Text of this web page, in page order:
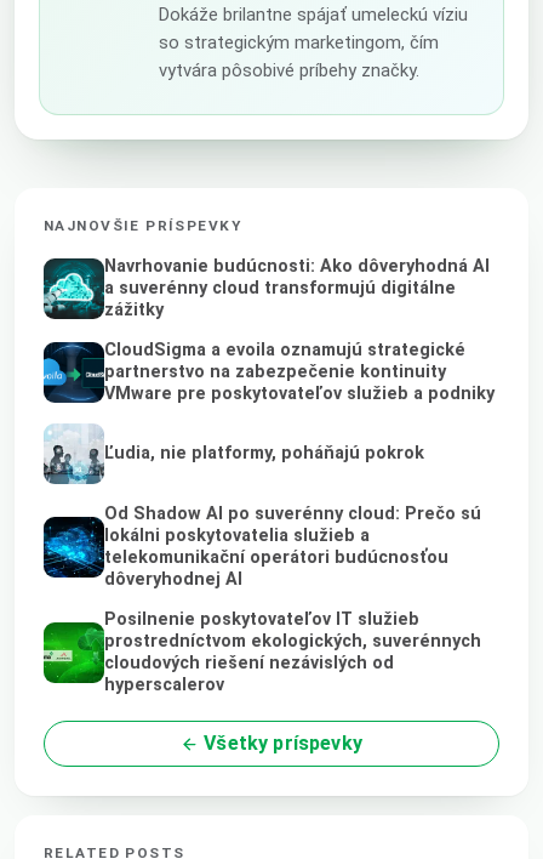
Dokáže brilantne spájať umeleckú víziu
so strategickým marketingom, čím
vytvára pôsobivé príbehy značky.
NAJNOVŠIE PRÍSPEVKY
Navrhovanie budúcnosti: Ako dôveryhodná AI
a suverénny cloud transformujú digitálne
zážitky
CloudSigma a evoila oznamujú strategické
partnerstvo na zabezpečenie kontinuity
VMware pre poskytovateľov služieb a podniky
Ľudia, nie platformy, poháňajú pokrok
Od Shadow AI po suverénny cloud: Prečo sú
lokálni poskytovatelia služieb a
telekomunikační operátori budúcnosťou
dôveryhodnej AI
Posilnenie poskytovateľov IT služieb
prostredníctvom ekologických, suverénnych
cloudových riešení nezávislých od
hyperscalerov
Všetky príspevky
RELATED POSTS